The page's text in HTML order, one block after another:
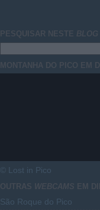
PESQUISAR NESTE BLOG
MONTANHA DO PICO EM
© Lost in Pico
OUTRAS WEBCAMS EM
São Roque do Pico